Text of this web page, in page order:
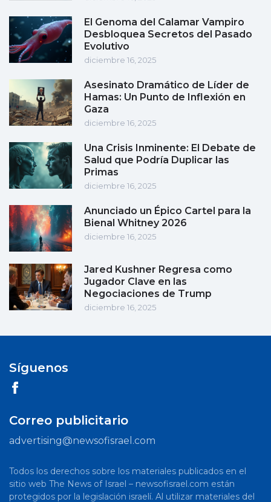
El Genoma del Calamar Vampiro
Desbloquea Secretos del Pasado
Evolutivo
diciembre 16, 2025
Asesinato Dramático de Líder de
Hamas: Un Punto de Inflexión en
Gaza
diciembre 16, 2025
Una Crisis Inminente: El Debate de
Salud que Podría Duplicar las
Primas
diciembre 16, 2025
Anunciado un Épico Cartel para la
Bienal Whitney 2026
diciembre 16, 2025
Jared Kushner Regresa como
Jugador Clave en las
Negociaciones de Trump
diciembre 16, 2025
Síguenos
Correo publicitario
advertising@newsofisrael.com
Todos los derechos sobre los materiales publicados en el
sitio web The News of Israel – newsofisrael.com están
protegidos por la legislación israelí. Al utilizar materiales del